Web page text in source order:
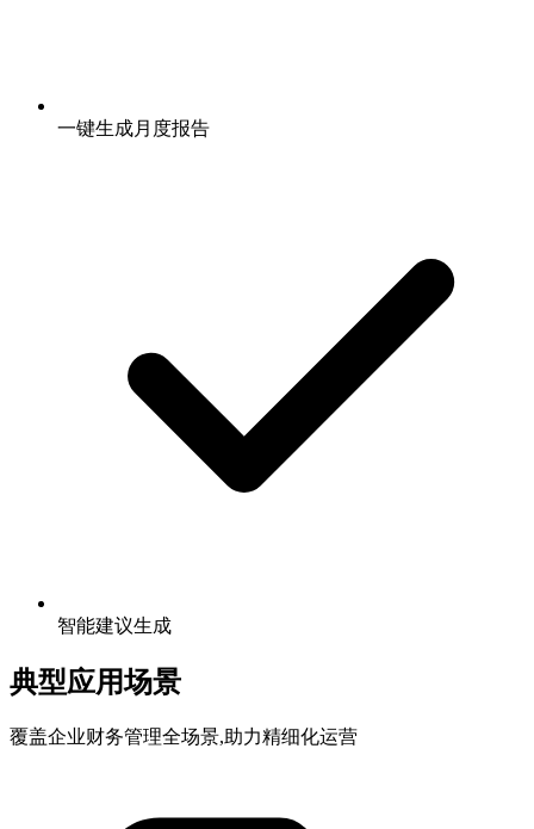
一键生成月度报告
智能建议生成
典型应用场景
覆盖企业财务管理全场景,助力精细化运营